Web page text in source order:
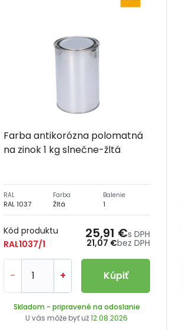
Farba antikorózna polomatná
na zinok 1 kg slnečne-žltá
RAL
RAL 1037
Farba
Žltá
Balenie
1
Kód produktu
RAL1037/1
21,07 €bez DPH
25,91 €s DPH
- + Kúpiť
Skladom - pripravené na odoslanie
U vás môže byť už12.08.2026